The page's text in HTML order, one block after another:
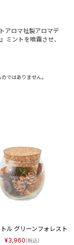
アロマ社製アロマデ
ミントを噴霧させ、
ではありません。
ル グリーンフォレスト
3,960